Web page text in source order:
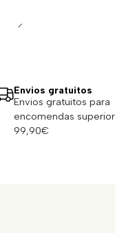
Envios gratuitos
Envios gratuitos para
encomendas
99,90€